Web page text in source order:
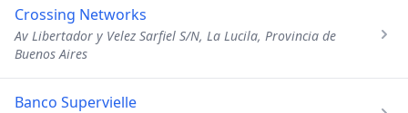
Crossing Networks
Av Libertador y Velez Sarfiel S/N, La Lucila, Provincia de
Buenos Aires
Banco Supervielle